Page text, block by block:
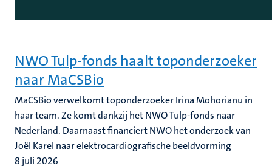
NWO Tulp-fonds haalt toponderzoeker
naar MaCSBio
MaCSBio verwelkomt toponderzoeker Irina Mohorianu in
haar team. Ze komt dankzij het NWO Tulp-fonds naar
Nederland. Daarnaast financiert NWO het onderzoek van
Joël Karel naar elektrocardiografische beeldvorming
8 juli 2026